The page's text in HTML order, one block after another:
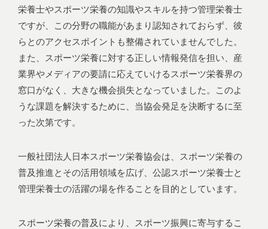
栄養士やスポーツ栄養の知識やスキルを持つ管理栄養士
ですが、この分野の職能があまり認知されておらず、彼
らとのアクセスポイントも整備されていませんでした。
また、スポーツ栄養に対する正しい情報発信を担い、産
業界やメディアの要請に応えていけるスポーツ栄養界の
窓口がなく、大きな機会損失となっていました。このよ
うな課題を解決するために、当協会発足を決断するに至
った次第です。
一般社団法人日本スポーツ栄養協会は、スポーツ栄養の
普及推進とその活用領域を広げ、公認スポーツ栄養士と
管理栄養士の活躍の場を作ることを目的としています。
スポーツ栄養の普及により、スポーツ振興に寄与するこ